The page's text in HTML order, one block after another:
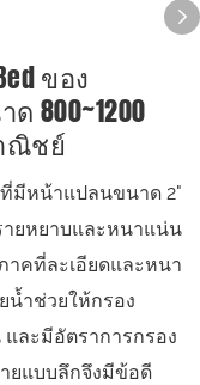
ของ
800~1200
ณิชย์
ที่มีหน้าแปลนขนาด 2"
ยหยาบและหนาแน่น
คที่ละเอียดและหนา
น้ำช่วยให้กรอง
ละมีอัตราการกรอง
ยแบบลึกจึงมีข้อดี